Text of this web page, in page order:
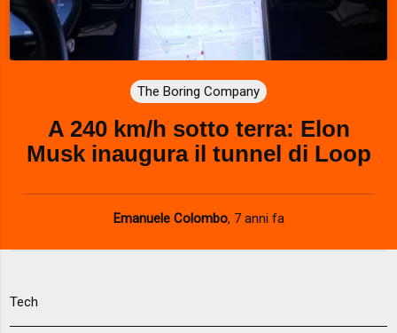
The Boring Company
A 240 km/h sotto terra: Elon
Musk inaugura il tunnel di Loop
Emanuele Colombo, 7 anni fa
Tech